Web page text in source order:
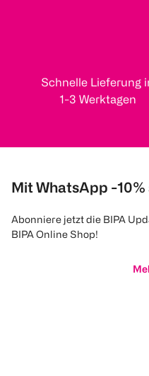
Schnelle Lieferung
1-3 Werktagen
Mit WhatsApp -
Abonniere jetzt die BIPA
BIPA Online Shop!